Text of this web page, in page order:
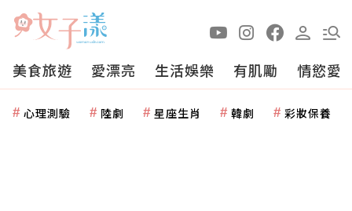
美食旅遊 愛漂亮 生活娛樂 有肌勵 情慾愛
心理測驗 陸劇 星座生肖 韓劇 彩妝保養